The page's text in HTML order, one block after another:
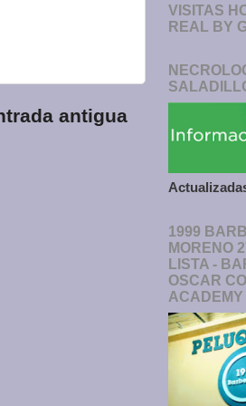
antigua
VISITAS
REAL BY
1999
MORENO
LISTA -
OSCAR
ACADEMY